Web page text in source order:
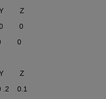
Z
0
0
Z
.2    0.1